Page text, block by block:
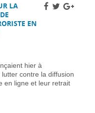
mars 2026
: enjeux et
cette saison -
en France
31 mars 2026
long-
du Moyen-
nationalité:
LA
EN
hier à
contre la diffusion
en ligne et leur retrait